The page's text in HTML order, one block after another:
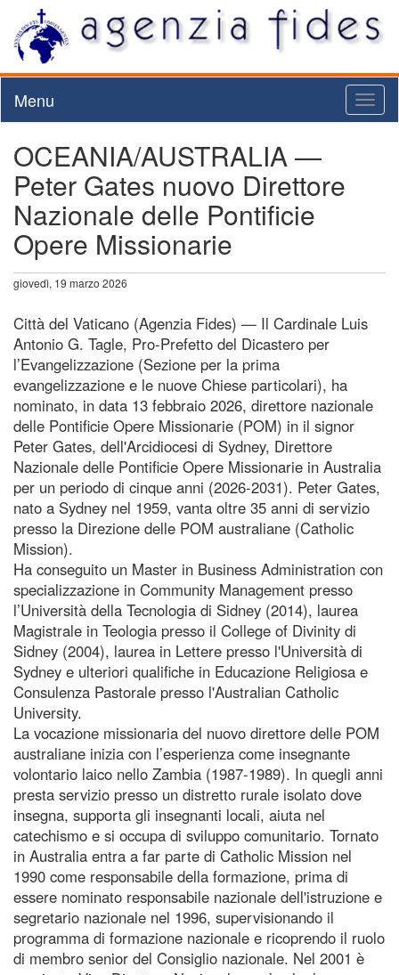
Menu
OCEANIA/AUSTRALIA —
Peter Gates nuovo Direttore
Nazionale delle Pontificie
Opere Missionarie
giovedì, 19 marzo 2026
Città del Vaticano (Agenzia Fides) — Il Cardinale Luis
Antonio G. Tagle, Pro-Prefetto del Dicastero per
l’Evangelizzazione (Sezione per la prima
evangelizzazione e le nuove Chiese particolari), ha
nominato, in data 13 febbraio 2026, direttore nazionale
delle Pontificie Opere Missionarie (POM) in il signor
Peter Gates, dell'Arcidiocesi di Sydney, Direttore
Nazionale delle Pontificie Opere Missionarie in Australia
per un periodo di cinque anni (2026-2031). Peter Gates,
nato a Sydney nel 1959, vanta oltre 35 anni di servizio
presso la Direzione delle POM australiane (Catholic
Mission).
Ha conseguito un Master in Business Administration con
specializzazione in Community Management presso
l’Università della Tecnologia di Sidney (2014), laurea
Magistrale in Teologia presso il College of Divinity di
Sidney (2004), laurea in Lettere presso l'Università di
Sydney e ulteriori qualifiche in Educazione Religiosa e
Consulenza Pastorale presso l'Australian Catholic
University.
La vocazione missionaria del nuovo direttore delle POM
australiane inizia con l’esperienza come insegnante
volontario laico nello Zambia (1987-1989). In quegli anni
presta servizio presso un distretto rurale isolato dove
insegna, supporta gli insegnanti locali, aiuta nel
catechismo e si occupa di sviluppo comunitario. Tornato
in Australia entra a far parte di Catholic Mission nel
1990 come responsabile della formazione, prima di
essere nominato responsabile nazionale dell'istruzione e
segretario nazionale nel 1996, supervisionando il
programma di formazione nazionale e ricoprendo il ruolo
di membro senior del Consiglio nazionale. Nel 2001 è